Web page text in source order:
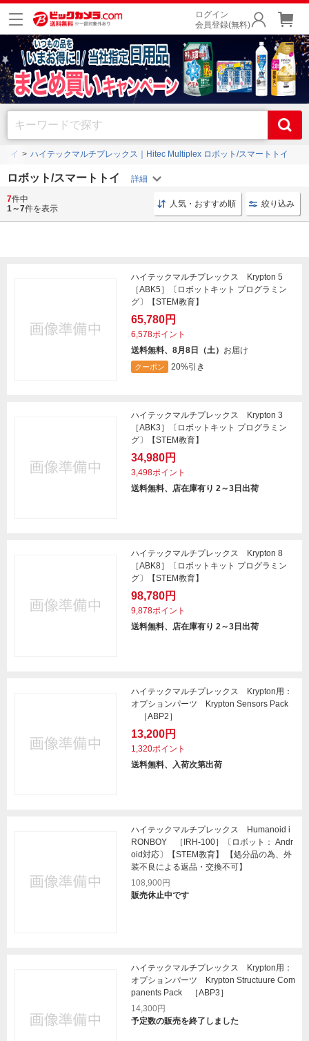
ログイン
会員登録(無料)
イ ハイテックマルチプレックス｜Hitec Multiplex ロボット/スマートトイ
ロボット/スマートトイ
ロボット スマホ AIペット 感情 会話AIロボット Romi
7件中
1～7件を表示 人気・おすすめ順 絞り込み
ハイテックマルチプレックス Krypton 5
［ABK5］〔ロボットキット プログラミン
グ〕【STEM教育】
65,780円
6,578ポイント
送料無料、8月8日（土） お届け
クーポン 20%引き
ハイテックマルチプレックス Krypton 3
［ABK3］〔ロボットキット プログラミン
グ〕【STEM教育】
34,980円
3,498ポイント
送料無料、店在庫有り 2～3日出荷
ハイテックマルチプレックス Krypton 8
［ABK8］〔ロボットキット プログラミン
グ〕【STEM教育】
98,780円
9,878ポイント
送料無料、店在庫有り 2～3日出荷
ハイテックマルチプレックス Krypton用：
オプションパーツ Krypton Sensors Pack
［ABP2］
13,200円
1,320ポイント
送料無料、入荷次第出荷
ハイテックマルチプレックス Humanoid i
RONBOY ［IRH-100］〔ロボット： Andr
oid対応〕【STEM教育】 【処分品の為、外
装不良による返品・交換不可】
108,900円
販売休止中です
ハイテックマルチプレックス Krypton用：
オプションパーツ Krypton Structuure Com
panents Pack ［ABP3］
14,300円
予定数の販売を終了しました